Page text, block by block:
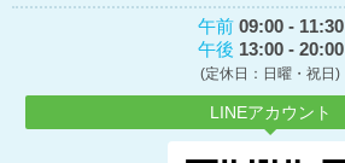
午前 09:00 - 11:30
午後 13:00 - 20:00
(定休日：日曜・祝日)
LINEアカウント